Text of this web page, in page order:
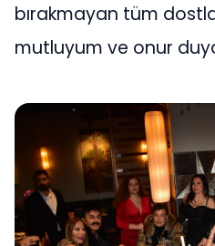
bırakmayan tüm
mutluyum ve onur